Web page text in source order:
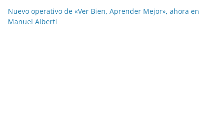
Nuevo operativo de «Ver Bien, Aprender Mejor», ahora en
Manuel Alberti